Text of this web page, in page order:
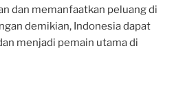
dan memanfaatkan peluang di
demikian, Indonesia dapat
menjadi pemain utama di